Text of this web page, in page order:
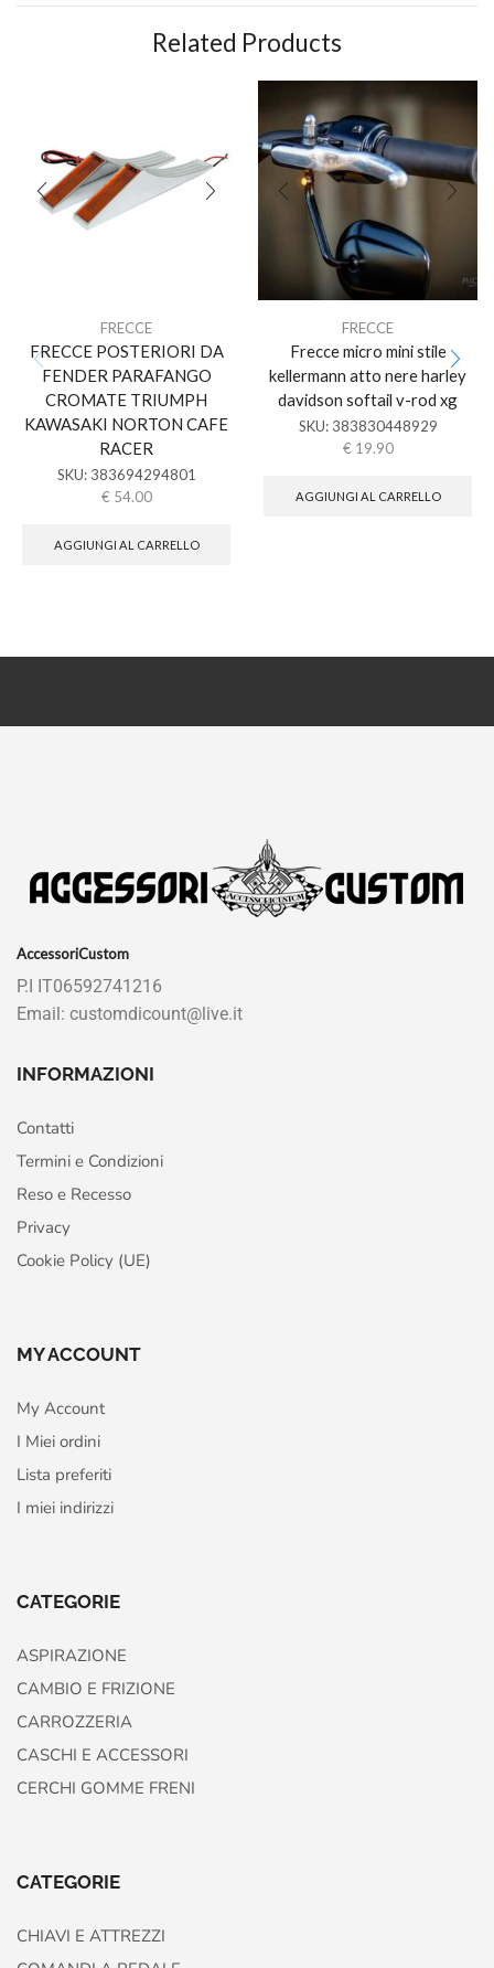
Related Products
FRECCE
FRECCE POSTERIORI DA
FENDER PARAFANGO
CROMATE TRIUMPH
KAWASAKI NORTON CAFE
RACER
SKU: 383694294801
€ 54.00
AGGIUNGI AL CARRELLO
FRECCE
Frecce micro mini stile
kellermann atto nere harley
davidson softail v-rod xg
SKU: 383830448929
€ 19.90
AGGIUNGI AL CARRELLO
AccessoriCustom
P.I IT06592741216
Email: customdicount@live.it
INFORMAZIONI
Contatti
Termini e Condizioni
Reso e Recesso
Privacy
Cookie Policy (UE)
MY ACCOUNT
My Account
I Miei ordini
Lista preferiti
I miei indirizzi
CATEGORIE
ASPIRAZIONE
CAMBIO E FRIZIONE
CARROZZERIA
CASCHI E ACCESSORI
CERCHI GOMME FRENI
CATEGORIE
CHIAVI E ATTREZZI